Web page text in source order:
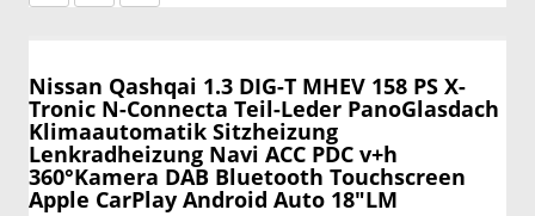
Nissan Qashqai 1.3 DIG-T MHEV 158 PS X-
Tronic N-Connecta Teil-Leder PanoGlasdach
Klimaautomatik Sitzheizung
Lenkradheizung Navi ACC PDC v+h
360°Kamera DAB Bluetooth Touchscreen
Apple CarPlay Android Auto 18"LM